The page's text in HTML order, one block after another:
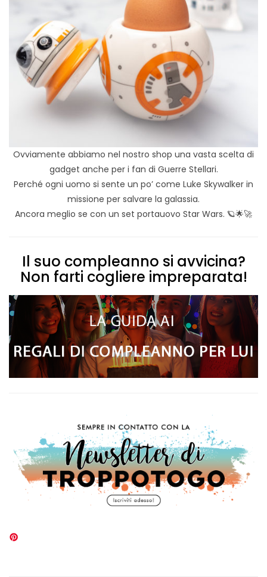
Ovviamente abbiamo nel nostro shop una vasta scelta di
gadget anche per i fan di Guerre Stellari.
Perché ogni uomo si sente un po’ come Luke Skywalker in
missione per salvare la galassia.
Ancora meglio se con un set portauovo Star Wars. 🪐🌟🚀
Il suo compleanno si avvicina?
Non farti cogliere impreparata!